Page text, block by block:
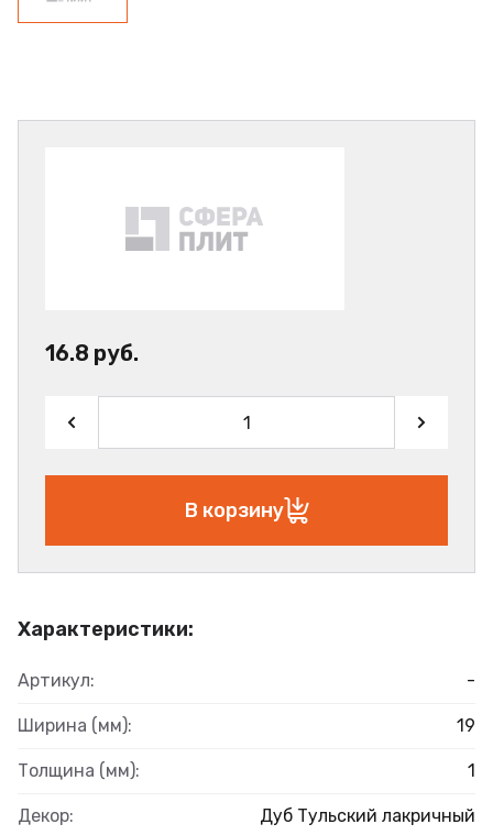
Характеристики:
Артикул: -
Ширина (мм): 19
Толщина (мм): 1
Декор: Дуб Тульский лакричный
16.8 руб.
В корзину